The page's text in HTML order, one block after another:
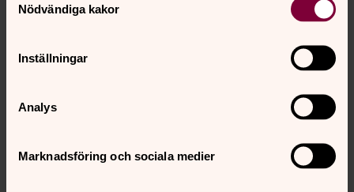
Nödvändiga kakor
Inställningar
Analys
Marknadsföring och sociala medier